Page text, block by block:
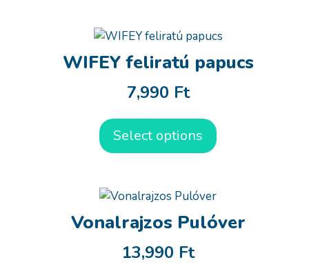
WIFEY feliratú papucs
7,990 Ft
Select options
Vonalrajzos Pulóver
13,990 Ft